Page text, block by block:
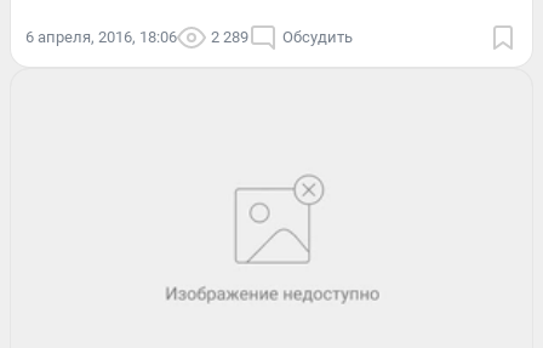
6 апреля, 2016, 18:06 2 289 Обсудить